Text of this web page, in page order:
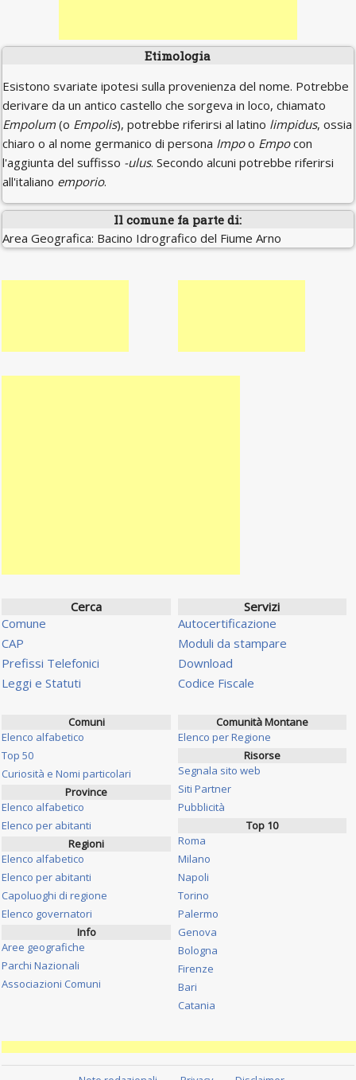
Etimologia
Esistono svariate ipotesi sulla provenienza del nome. Potrebbe
derivare da un antico castello che sorgeva in loco, chiamato
Empolum (o Empolis), potrebbe riferirsi al latino limpidus, ossia
chiaro o al nome germanico di persona Impoo Empocon
l'aggiunta del suffisso -ulus. Secondo alcuni potrebbe riferirsi
all'italiano emporio.
Il comune fa parte di:
Area Geografica: Bacino Idrografico del Fiume Arno
Cerca
Comune
CAP
Prefissi Telefonici
Leggi e Statuti
Servizi
Autocertificazione
Moduli da stampare
Download
Codice Fiscale
Comuni
Elenco alfabetico
Top 50
Curiosità e Nomi particolari
Province
Elenco alfabetico
Elenco per abitanti
Regioni
Elenco alfabetico
Elenco per abitanti
Capoluoghi di regione
Elenco governatori
Info
Aree geografiche
Parchi Nazionali
Associazioni Comuni
Comunità Montane
Elenco per Regione
Risorse
Segnala sito web
Siti Partner
Pubblicità
Top 10
Roma
Milano
Napoli
Torino
Palermo
Genova
Bologna
Firenze
Bari
Catania